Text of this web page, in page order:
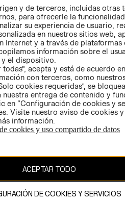
AVISO DE
PRIVACIDAD
GIFT CARD
AVISO DE
COOKIES
está protegido por copyright y es
AB.
y de terceros, incluidas otras
para ofrecerle la
su experiencia de usuario,
en nuestros sitios web,
Internet y a través de plataformas
información sobre el
el dispositivo.
acepta y está de acuerdo
con terceros, como
cookies requeridas”, se
entrega de contenido y
en “Configuración de cookies y
Visite nuestro aviso de cookies
información.
cookies y uso compartido de datos
ACEPTAR TODO
DE COOKIES Y SERVICIOS